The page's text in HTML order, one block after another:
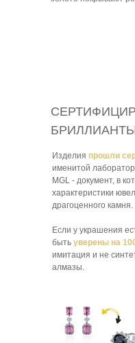
Изделия прошли
именитой
MGL - документ, в
характеристики
драгоценного камня.
Если у украшения
быть уверены на
имитация и не
алмазы.